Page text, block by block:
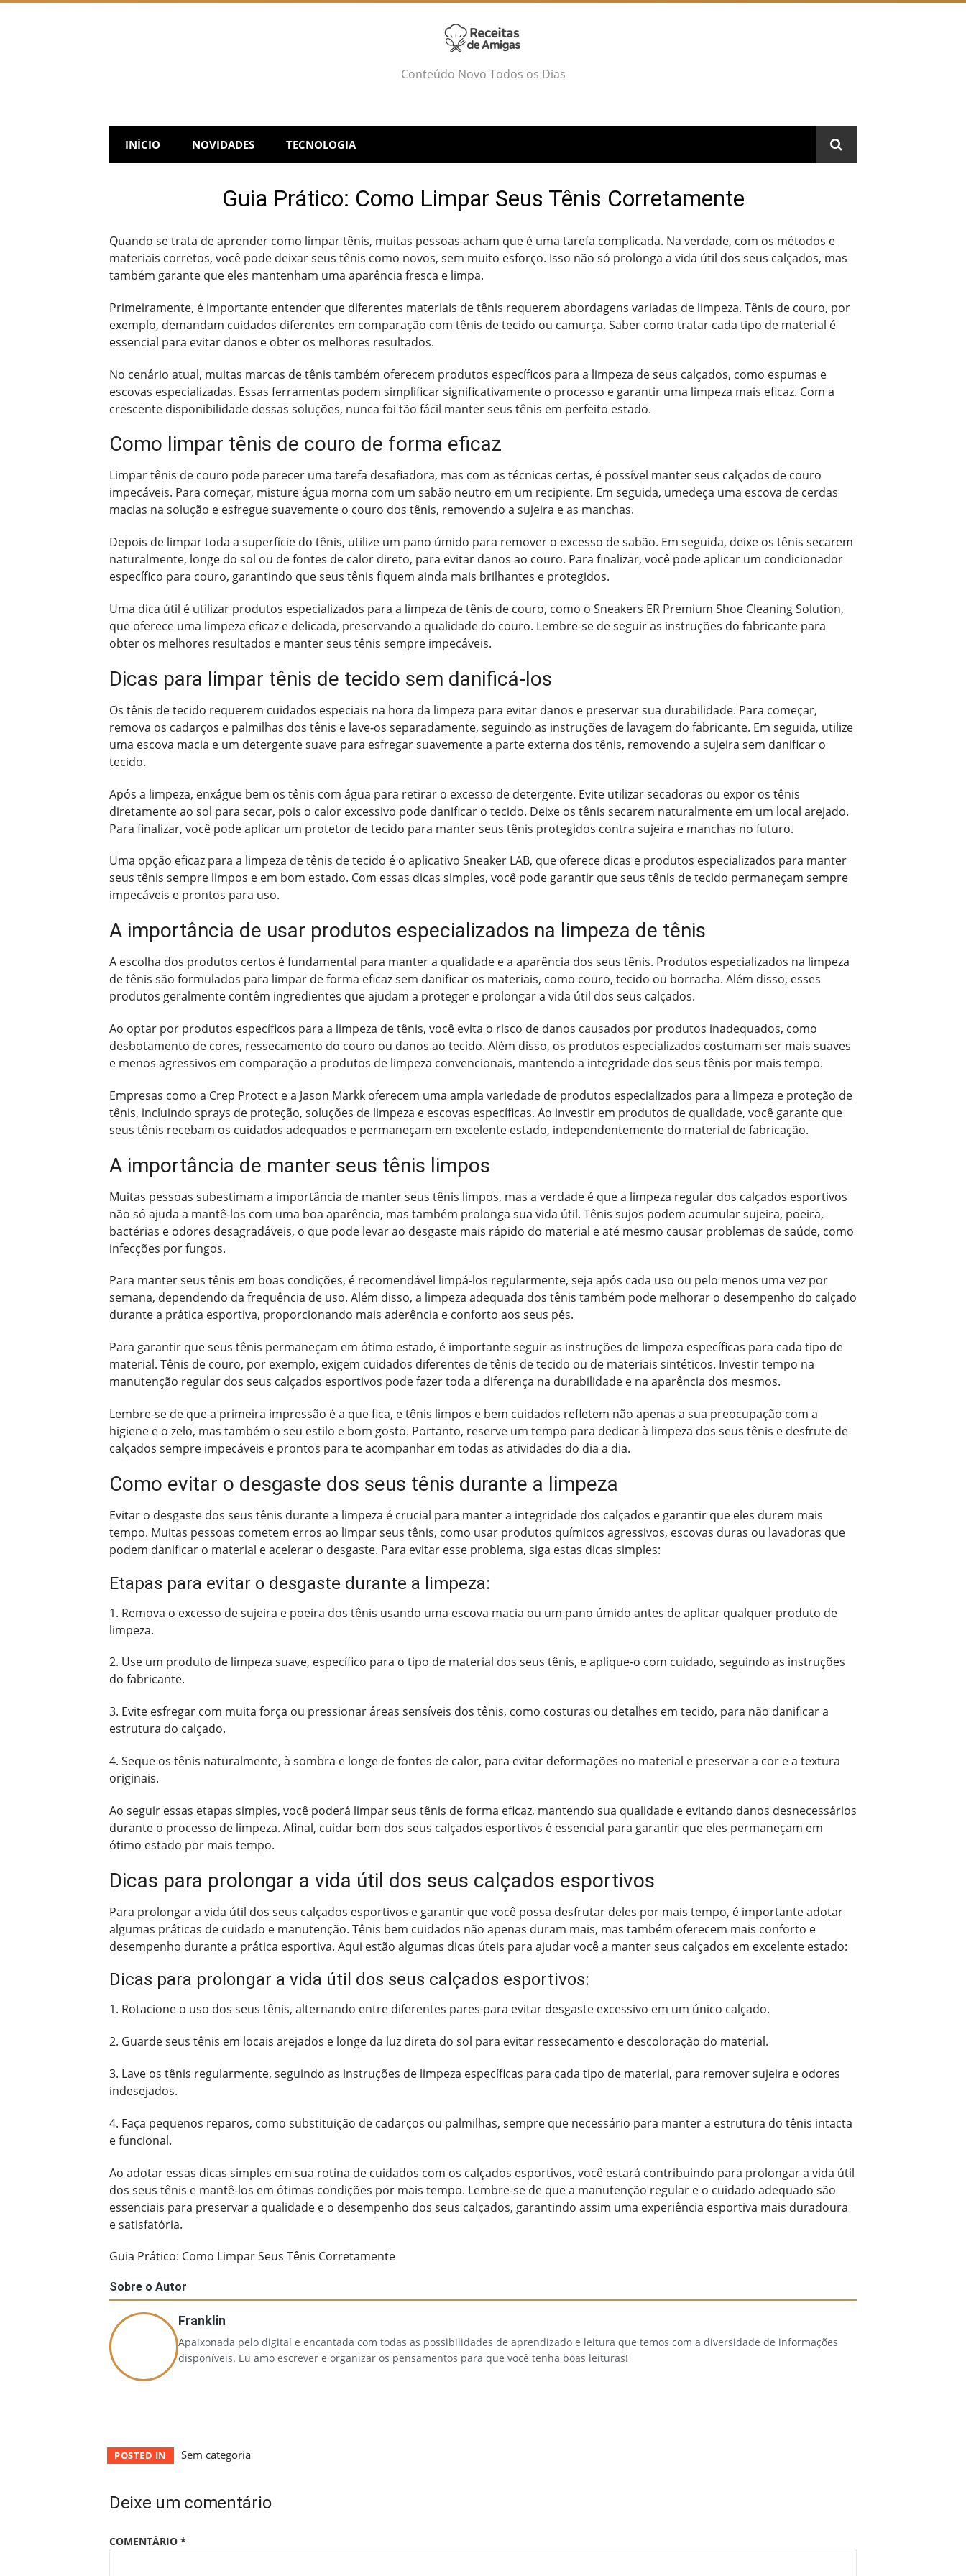
Skip
Conteúdo Novo Todos os Dias
INÍCIO NOVIDADES TECNOLOGIA
Guia Prático: Como Limpar Seus Tênis Corretamente
Quando se trata de aprender como limpar tênis, muitas pessoas acham que é uma tarefa complicada. Na verdade, com os métodos e
materiais corretos, você pode deixar seus tênis como novos, sem muito esforço. Isso não só prolonga a vida útil dos seus calçados, mas
também garante que eles mantenham uma aparência fresca e limpa.
Primeiramente, é importante entender que diferentes materiais de tênis requerem abordagens variadas de limpeza. Tênis de couro, por
exemplo, demandam cuidados diferentes em comparação com tênis de tecido ou camurça. Saber como tratar cada tipo de material é
essencial para evitar danos e obter os melhores resultados.
No cenário atual, muitas marcas de tênis também oferecem produtos específicos para a limpeza de seus calçados, como espumas e
escovas especializadas. Essas ferramentas podem simplificar significativamente o processo e garantir uma limpeza mais eficaz. Com a
crescente disponibilidade dessas soluções, nunca foi tão fácil manter seus tênis em perfeito estado.
Como limpar tênis de couro de forma eficaz
Limpar tênis de couro pode parecer uma tarefa desafiadora, mas com as técnicas certas, é possível manter seus calçados de couro
impecáveis. Para começar, misture água morna com um sabão neutro em um recipiente. Em seguida, umedeça uma escova de cerdas
macias na solução e esfregue suavemente o couro dos tênis, removendo a sujeira e as manchas.
Depois de limpar toda a superfície do tênis, utilize um pano úmido para remover o excesso de sabão. Em seguida, deixe os tênis secarem
naturalmente, longe do sol ou de fontes de calor direto, para evitar danos ao couro. Para finalizar, você pode aplicar um condicionador
específico para couro, garantindo que seus tênis fiquem ainda mais brilhantes e protegidos.
Uma dica útil é utilizar produtos especializados para a limpeza de tênis de couro, como o Sneakers ER Premium Shoe Cleaning Solution,
que oferece uma limpeza eficaz e delicada, preservando a qualidade do couro. Lembre-se de seguir as instruções do fabricante para
obter os melhores resultados e manter seus tênis sempre impecáveis.
Dicas para limpar tênis de tecido sem danificá-los
Os tênis de tecido requerem cuidados especiais na hora da limpeza para evitar danos e preservar sua durabilidade. Para começar,
remova os cadarços e palmilhas dos tênis e lave-os separadamente, seguindo as instruções de lavagem do fabricante. Em seguida, utilize
uma escova macia e um detergente suave para esfregar suavemente a parte externa dos tênis, removendo a sujeira sem danificar o
tecido.
Após a limpeza, enxágue bem os tênis com água para retirar o excesso de detergente. Evite utilizar secadoras ou expor os tênis
diretamente ao sol para secar, pois o calor excessivo pode danificar o tecido. Deixe os tênis secarem naturalmente em um local arejado.
Para finalizar, você pode aplicar um protetor de tecido para manter seus tênis protegidos contra sujeira e manchas no futuro.
Uma opção eficaz para a limpeza de tênis de tecido é o aplicativo Sneaker LAB, que oferece dicas e produtos especializados para manter
seus tênis sempre limpos e em bom estado. Com essas dicas simples, você pode garantir que seus tênis de tecido permaneçam sempre
impecáveis e prontos para uso.
A importância de usar produtos especializados na limpeza de tênis
A escolha dos produtos certos é fundamental para manter a qualidade e a aparência dos seus tênis. Produtos especializados na limpeza
de tênis são formulados para limpar de forma eficaz sem danificar os materiais, como couro, tecido ou borracha. Além disso, esses
produtos geralmente contêm ingredientes que ajudam a proteger e prolongar a vida útil dos seus calçados.
Ao optar por produtos específicos para a limpeza de tênis, você evita o risco de danos causados por produtos inadequados, como
desbotamento de cores, ressecamento do couro ou danos ao tecido. Além disso, os produtos especializados costumam ser mais suaves
e menos agressivos em comparação a produtos de limpeza convencionais, mantendo a integridade dos seus tênis por mais tempo.
Empresas como a Crep Protect e a Jason Markk oferecem uma ampla variedade de produtos especializados para a limpeza e proteção de
tênis, incluindo sprays de proteção, soluções de limpeza e escovas específicas. Ao investir em produtos de qualidade, você garante que
seus tênis recebam os cuidados adequados e permaneçam em excelente estado, independentemente do material de fabricação.
A importância de manter seus tênis limpos
Muitas pessoas subestimam a importância de manter seus tênis limpos, mas a verdade é que a limpeza regular dos calçados esportivos
não só ajuda a mantê-los com uma boa aparência, mas também prolonga sua vida útil. Tênis sujos podem acumular sujeira, poeira,
bactérias e odores desagradáveis, o que pode levar ao desgaste mais rápido do material e até mesmo causar problemas de saúde, como
infecções por fungos.
Para manter seus tênis em boas condições, é recomendável limpá-los regularmente, seja após cada uso ou pelo menos uma vez por
semana, dependendo da frequência de uso. Além disso, a limpeza adequada dos tênis também pode melhorar o desempenho do calçado
durante a prática esportiva, proporcionando mais aderência e conforto aos seus pés.
Para garantir que seus tênis permaneçam em ótimo estado, é importante seguir as instruções de limpeza específicas para cada tipo de
material. Tênis de couro, por exemplo, exigem cuidados diferentes de tênis de tecido ou de materiais sintéticos. Investir tempo na
manutenção regular dos seus calçados esportivos pode fazer toda a diferença na durabilidade e na aparência dos mesmos.
Lembre-se de que a primeira impressão é a que fica, e tênis limpos e bem cuidados refletem não apenas a sua preocupação com a
higiene e o zelo, mas também o seu estilo e bom gosto. Portanto, reserve um tempo para dedicar à limpeza dos seus tênis e desfrute de
calçados sempre impecáveis e prontos para te acompanhar em todas as atividades do dia a dia.
Como evitar o desgaste dos seus tênis durante a limpeza
Evitar o desgaste dos seus tênis durante a limpeza é crucial para manter a integridade dos calçados e garantir que eles durem mais
tempo. Muitas pessoas cometem erros ao limpar seus tênis, como usar produtos químicos agressivos, escovas duras ou lavadoras que
podem danificar o material e acelerar o desgaste. Para evitar esse problema, siga estas dicas simples:
Etapas para evitar o desgaste durante a limpeza:
1. Remova o excesso de sujeira e poeira dos tênis usando uma escova macia ou um pano úmido antes de aplicar qualquer produto de
limpeza.
2. Use um produto de limpeza suave, específico para o tipo de material dos seus tênis, e aplique-o com cuidado, seguindo as instruções
do fabricante.
3. Evite esfregar com muita força ou pressionar áreas sensíveis dos tênis, como costuras ou detalhes em tecido, para não danificar a
estrutura do calçado.
4. Seque os tênis naturalmente, à sombra e longe de fontes de calor, para evitar deformações no material e preservar a cor e a textura
originais.
Ao seguir essas etapas simples, você poderá limpar seus tênis de forma eficaz, mantendo sua qualidade e evitando danos desnecessários
durante o processo de limpeza. Afinal, cuidar bem dos seus calçados esportivos é essencial para garantir que eles permaneçam em
ótimo estado por mais tempo.
Dicas para prolongar a vida útil dos seus calçados esportivos
Para prolongar a vida útil dos seus calçados esportivos e garantir que você possa desfrutar deles por mais tempo, é importante adotar
algumas práticas de cuidado e manutenção. Tênis bem cuidados não apenas duram mais, mas também oferecem mais conforto e
desempenho durante a prática esportiva. Aqui estão algumas dicas úteis para ajudar você a manter seus calçados em excelente estado:
Dicas para prolongar a vida útil dos seus calçados esportivos:
1. Rotacione o uso dos seus tênis, alternando entre diferentes pares para evitar desgaste excessivo em um único calçado.
2. Guarde seus tênis em locais arejados e longe da luz direta do sol para evitar ressecamento e descoloração do material.
3. Lave os tênis regularmente, seguindo as instruções de limpeza específicas para cada tipo de material, para remover sujeira e odores
indesejados.
4. Faça pequenos reparos, como substituição de cadarços ou palmilhas, sempre que necessário para manter a estrutura do tênis intacta
e funcional.
Ao adotar essas dicas simples em sua rotina de cuidados com os calçados esportivos, você estará contribuindo para prolongar a vida útil
dos seus tênis e mantê-los em ótimas condições por mais tempo. Lembre-se de que a manutenção regular e o cuidado adequado são
essenciais para preservar a qualidade e o desempenho dos seus calçados, garantindo assim uma experiência esportiva mais duradoura
e satisfatória.
Guia Prático: Como Limpar Seus Tênis Corretamente
Sobre o Autor
Franklin
Apaixonada pelo digital e encantada com todas as possibilidades de aprendizado e leitura que temos com a diversidade de informações
disponíveis. Eu amo escrever e organizar os pensamentos para que você tenha boas leituras!
POSTED IN Sem categoria
Deixe um comentário
COMENTÁRIO *